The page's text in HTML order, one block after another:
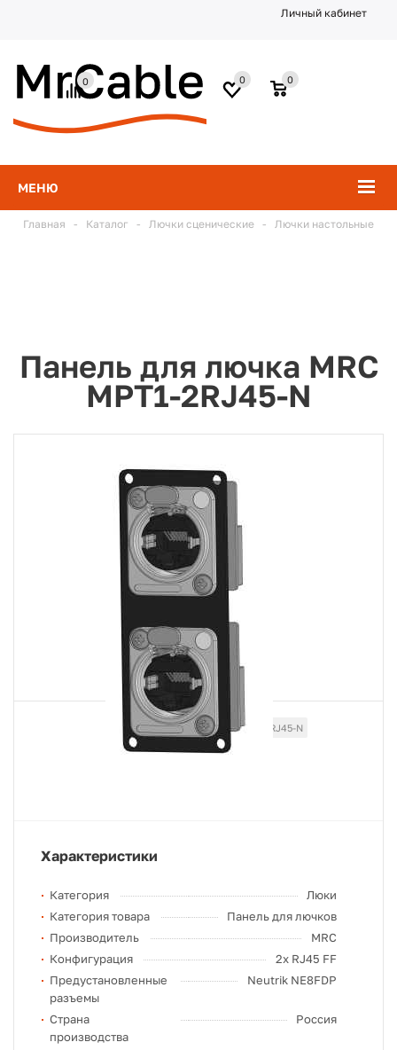
Личный кабинет
МЕНЮ
0
0
0
Главная - Каталог - Лючки сценические - Лючки настольные
Панель для лючка MRC
MPT1-2RJ45-N
Артикул MPT1-2RJ45-N
Характеристики
Категория
Люки
Категория товара
Панель для лючков
Производитель
MRC
Конфигурация
2x RJ45 FF
Предустановленные
разъемы
Neutrik NE8FDP
Страна
производства
Россия